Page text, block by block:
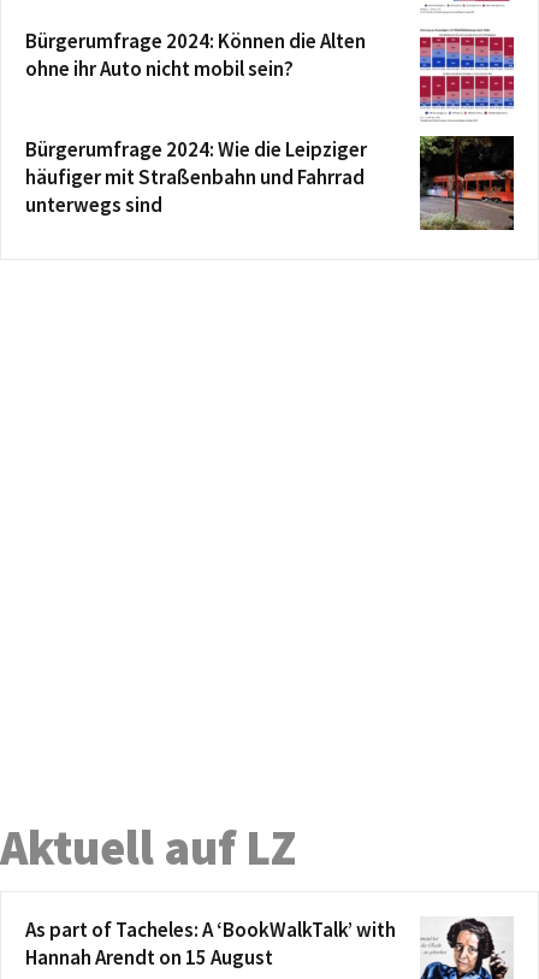
Bürgerumfrage 2024: Können die Alten
ohne ihr Auto nicht mobil sein?
Bürgerumfrage 2024: Wie die Leipziger
häufiger mit Straßenbahn und Fahrrad
unterwegs sind
Aktuell auf LZ
As part of Tacheles: A ‘BookWalkTalk’ with
Hannah Arendt on 15 August